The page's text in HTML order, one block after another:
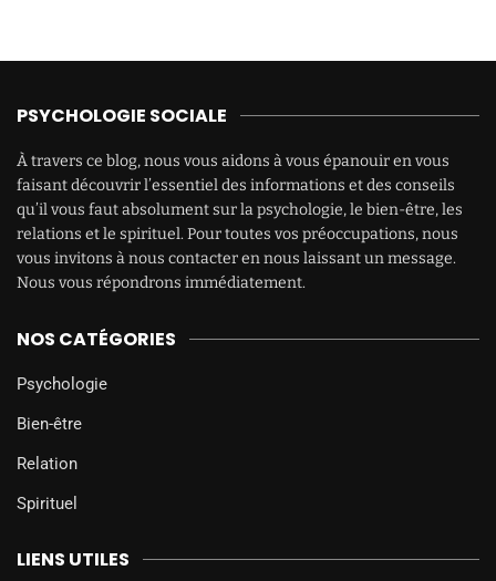
PSYCHOLOGIE SOCIALE
À travers ce blog, nous vous aidons à vous épanouir en vous
faisant découvrir l’essentiel des informations et des conseils
qu’il vous faut absolument sur la psychologie, le bien-être, les
relations et le spirituel. Pour toutes vos préoccupations, nous
vous invitons à nous contacter en nous laissant un message.
Nous vous répondrons immédiatement.
NOS CATÉGORIES
Psychologie
Bien-être
Relation
Spirituel
LIENS UTILES